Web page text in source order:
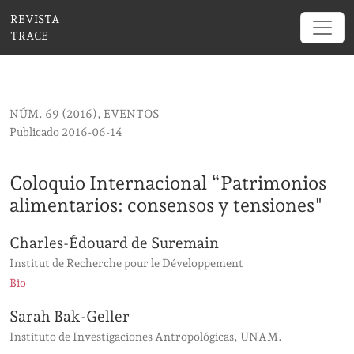
Coloquio Internacional “Patrimonios
REVISTA
TRACE
NÚM. 69 (2016), EVENTOS
Coloquio Internacional “Patrimonios
alimentarios: consensos y tensiones"
Publicado 2016-06-14
Charles-Édouard de Suremain
Institut de Recherche pour le Développement
Bio
Sarah Bak-Geller
Instituto de Investigaciones Antropológicas, UNAM.